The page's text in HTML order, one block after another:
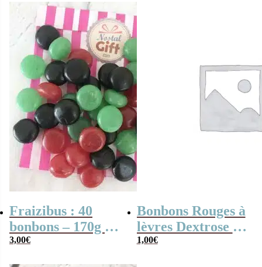
Fraizibus : 40
bonbons – 170g –
Haribo
3,00€
Bonbons Rouges à
lèvres Dextrose à
croquer x3
1,00€